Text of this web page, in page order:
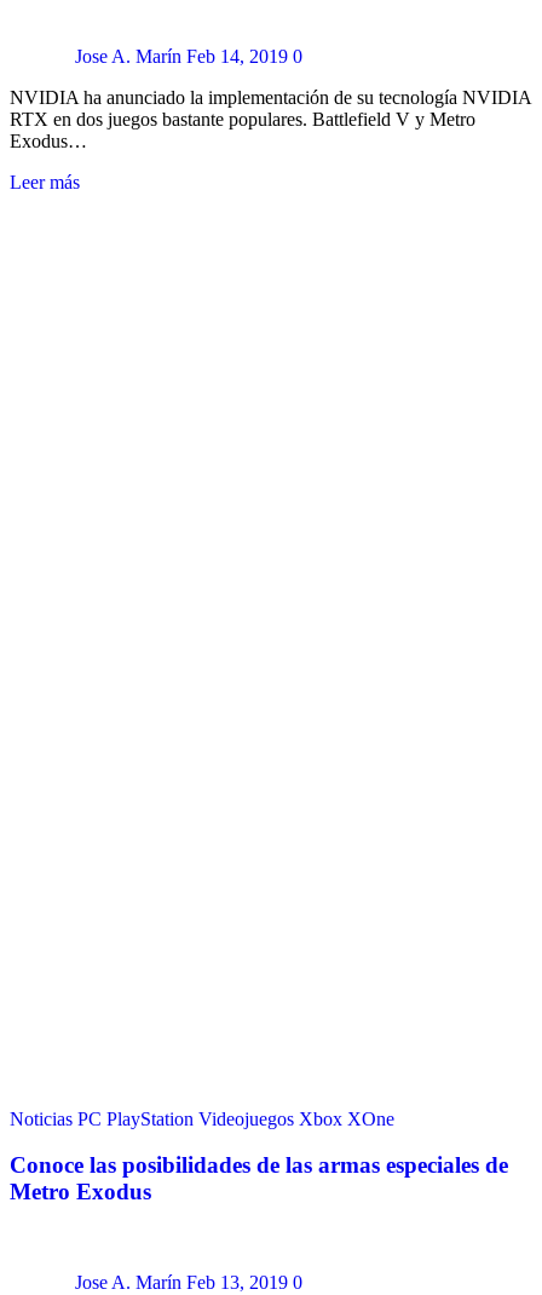
Jose A. Marín Feb 14, 2019 0
NVIDIA ha anunciado la implementación de su tecnología NVIDIA
RTX en dos juegos bastante populares. Battlefield V y Metro
Exodus…
Leer más
Noticias PC PlayStation Videojuegos Xbox XOne
Conoce las posibilidades de las armas especiales de
Metro Exodus
Jose A. Marín Feb 13, 2019 0